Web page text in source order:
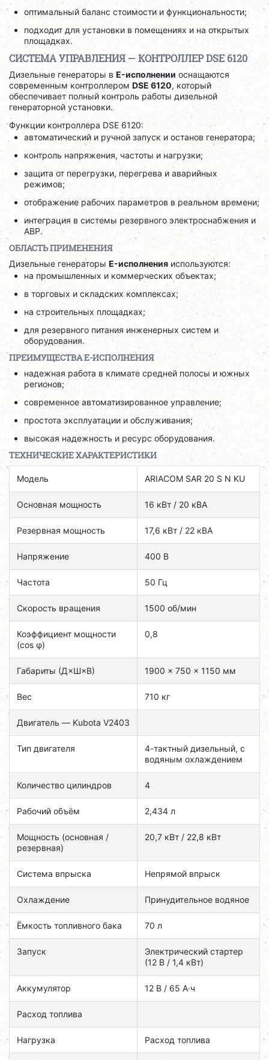
оптимальный баланс стоимости и функциональности;
подходит для установки в помещениях и на открытых
площадках.
СИСТЕМА УПРАВЛЕНИЯ — КОНТРОЛЛЕР DSE 6120
Дизельные генераторы в E-исполненииоснащаются
современным контроллером DSE 6120, который
обеспечивает полный контроль работы дизельной
генераторной установки.
Функции контроллера DSE 6120:
автоматический и ручной запуск и останов генератора;
контроль напряжения, частоты и нагрузки;
защита от перегрузки, перегрева и аварийных
режимов;
отображение рабочих параметров в реальном времени;
интеграция в системы резервного электроснабжения и
АВР.
ОБЛАСТЬ ПРИМЕНЕНИЯ
Дизельные генераторы E-исполнения используются:
на промышленных и коммерческих объектах;
в торговых и складских комплексах;
на строительных площадках;
для резервного питания инженерных систем и
оборудования.
ПРЕИМУЩЕСТВА E-ИСПОЛНЕНИЯ
надежная работа в климате средней полосы и южных
регионов;
современное автоматизированное управление;
простота эксплуатации и обслуживания;
высокая надежность и ресурс оборудования.
ТЕХНИЧЕСКИЕ ХАРАКТЕРИСТИКИ
Модель ARIACOM SAR 20 S N KU
Основная мощность 16 кВт / 20 кВА
Резервная мощность 17,6 кВт / 22 кВА
Напряжение 400 В
Частота 50 Гц
Скорость вращения 1500 об/мин
Коэффициент мощности
(cos φ)
0,8
Габариты (Д×Ш×В) 1900 × 750 × 1150 мм
Вес 710 кг
Двигатель — Kubota V2403
Тип двигателя
4-тактный дизельный, с
водяным охлаждением
Количество цилиндров 4
Рабочий объём 2,434 л
Мощность (основная /
резервная)
20,7 кВт / 22,8 кВт
Система впрыска Непрямой впрыск
Охлаждение Принудительное водяное
Ёмкость топливного бака 70 л
Запуск
Электрический стартер
(12 В / 1,4 кВт)
Аккумулятор 12 В / 65 А·ч
Расход топлива
Нагрузка Расход топлива